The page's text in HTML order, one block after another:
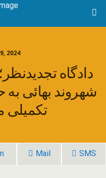
2024
دادگاه
شهروند بهائی
Mail SMS